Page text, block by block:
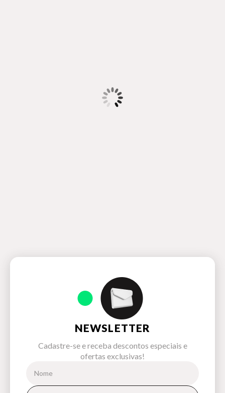
NEWSLETTER
Cadastre-se e receba descontos especiais e
ofertas exclusivas!